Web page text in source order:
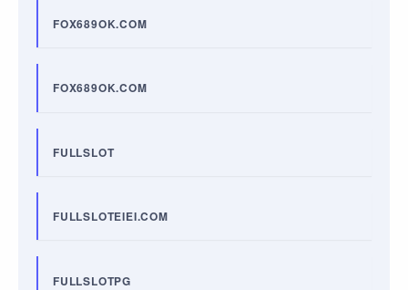
FOX689OK.COM
FOX689OK.COM
FULLSLOT
FULLSLOTEIEI.COM
FULLSLOTPG